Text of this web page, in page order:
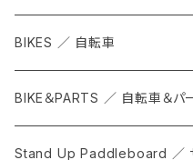
BIKES ／ 自転車
BIKE＆PARTS ／ 自転車＆パ
Stand Up Paddleboard ／